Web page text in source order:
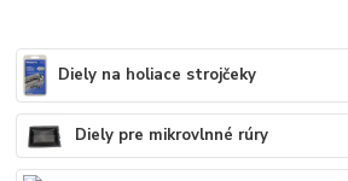
Diely na holiace strojčeky
Diely pre mikrovlnné rúry